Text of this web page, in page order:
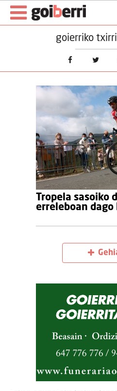
goierriko
Tropela sasoiko
erreleboan dago